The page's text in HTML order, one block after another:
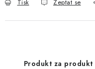
Tisk Zeptat se
Produkt za produkt